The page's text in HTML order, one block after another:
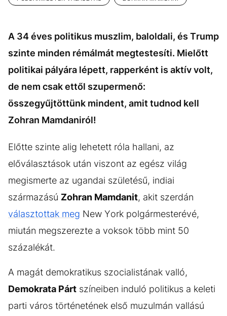
A 34 éves politikus muszlim, baloldali, és Trump
szinte minden rémálmát megtestesíti. Mielőtt
politikai pályára lépett, rapperként is aktív volt,
de nem csak ettől szupermenő:
összegyűjtöttünk mindent, amit tudnod kell
Zohran Mamdaniról!
Előtte szinte alig lehetett róla hallani, az
előválasztások után viszont az egész világ
megismerte az ugandai születésű, indiai
származású Zohran Mamdanit, akit szerdán
választottak meg New York polgármesterévé,
miután megszerezte a voksok több mint 50
százalékát.
A magát demokratikus szocialistának valló,
Demokrata Párt színeiben induló politikus a keleti
parti város történetének első muzulmán vallású